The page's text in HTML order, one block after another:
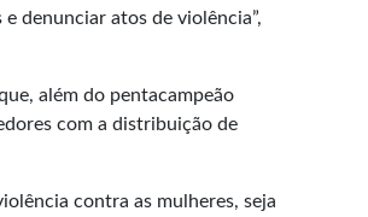
denunciar atos de violência”,
além do pentacampeão
com a distribuição de
contra as mulheres, seja